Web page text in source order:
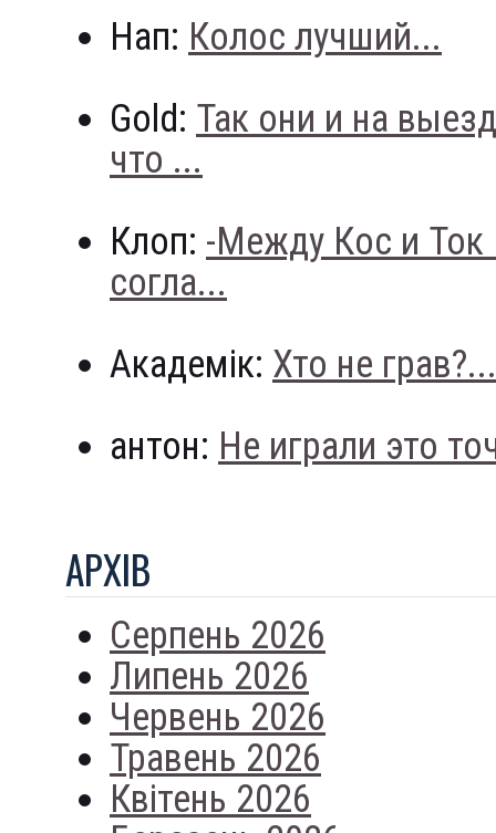
Нап: Колос лучший...
Gold: Так они и на
что ...
Клоп: -Между Кос и
согла...
Академік: Хто не грав?...
антон: Не играли это
АРХIВ
Серпень 2026
Липень 2026
Червень 2026
Травень 2026
Квітень 2026